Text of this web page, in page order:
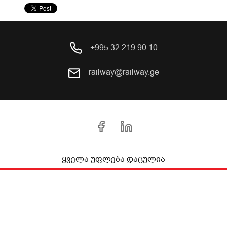
+995 32 219 90 10
railway@railway.ge
ყველა უფლება დაცულია